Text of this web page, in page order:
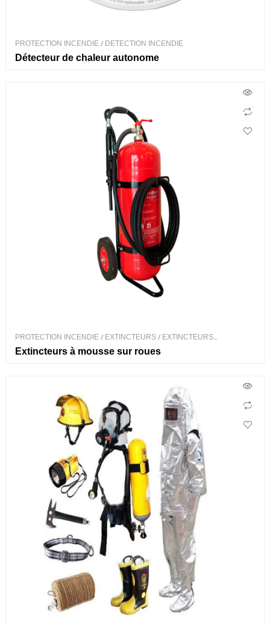
PROTECTION INCENDIE/ DETECTION INCENDIE
Détecteur de chaleur autonome
PROTECTION INCENDIE/ EXTINCTEURS/ EXTINCTEURS
PORTABLES
Extincteurs à mousse sur roues